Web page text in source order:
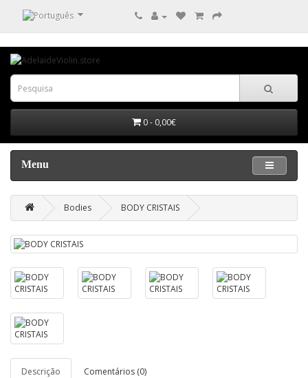
0 - 0,00€
Menu
Bodies BODY CRISTAIS
Descrição Comentários (0)